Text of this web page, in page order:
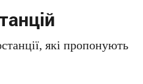
які пропонують